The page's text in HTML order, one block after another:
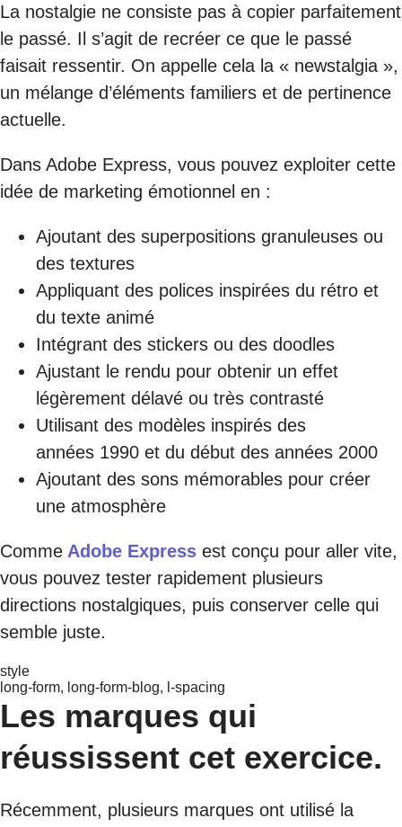
La nostalgie ne consiste pas à copier parfaitement
le passé. Il s’agit de recréer ce que le passé
faisait ressentir. On appelle cela la « newstalgia »,
un mélange d’éléments familiers et de pertinence
actuelle.
Dans Adobe Express, vous pouvez exploiter cette
idée de marketing émotionnel en :
Ajoutant des superpositions granuleuses ou
des textures
Appliquant des polices inspirées du rétro et
du texte animé
Intégrant des stickers ou des doodles
Ajustant le rendu pour obtenir un effet
légèrement délavé ou très contrasté
Utilisant des modèles inspirés des
années 1990 et du début des années 2000
Ajoutant des sons mémorables pour créer
une atmosphère
Comme Adobe Express est conçu pour aller vite,
vous pouvez tester rapidement plusieurs
directions nostalgiques, puis conserver celle qui
semble juste.
style
long-form, long-form-blog, l-spacing
Les marques qui
réussissent cet exercice.
Récemment, plusieurs marques ont utilisé la